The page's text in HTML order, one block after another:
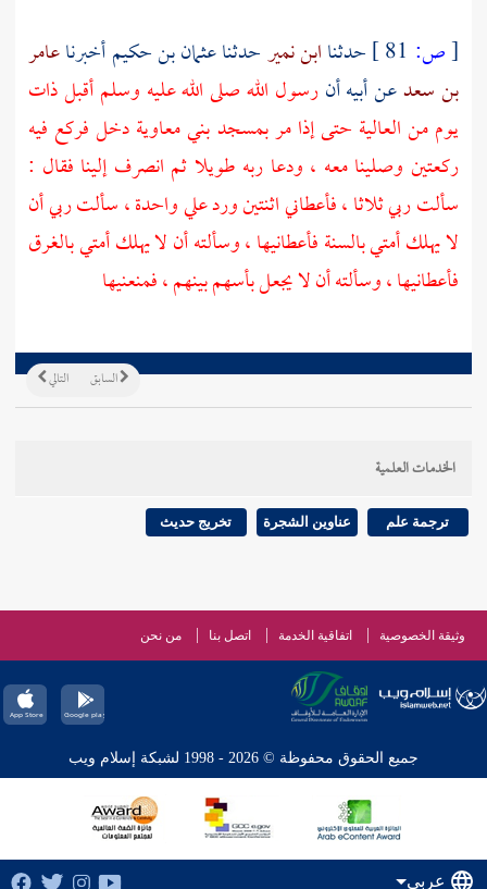
[ص: حدثناابن نميرحدثناعثمان بن حكيمأخبرناعامر
بن سعدعن أبيه أنرسول الله صلى الله عليه وسلم أقبل ذات
يوم من العالية حتى إذا مر بمسجدبني معاويةدخل فركع فيه
ركعتين وصلينا معه ، ودعا ربه طويلا ثم انصرف إلينا فقال :
سألت ربي ثلاثا ، فأعطاني اثنتين ورد علي واحدة ، سألت ربي أن
لا يهلك أمتي بالسنة فأعطانيها ، وسألته أن لا يهلك أمتي بالغرق
فأعطانيها ، وسألته أن لا يجعل بأسهم بينهم ، فمنعنيها
التالي السابق
الخدمات العلمية
ترجمة علم عناوين الشجرة تخريج حديث
وثيقة الخصوصية اتفاقية الخدمة اتصل بنا من نحن
جميع الحقوق محفوظة © 2026 - 1998 لشبكة إسلام ويب
عربي